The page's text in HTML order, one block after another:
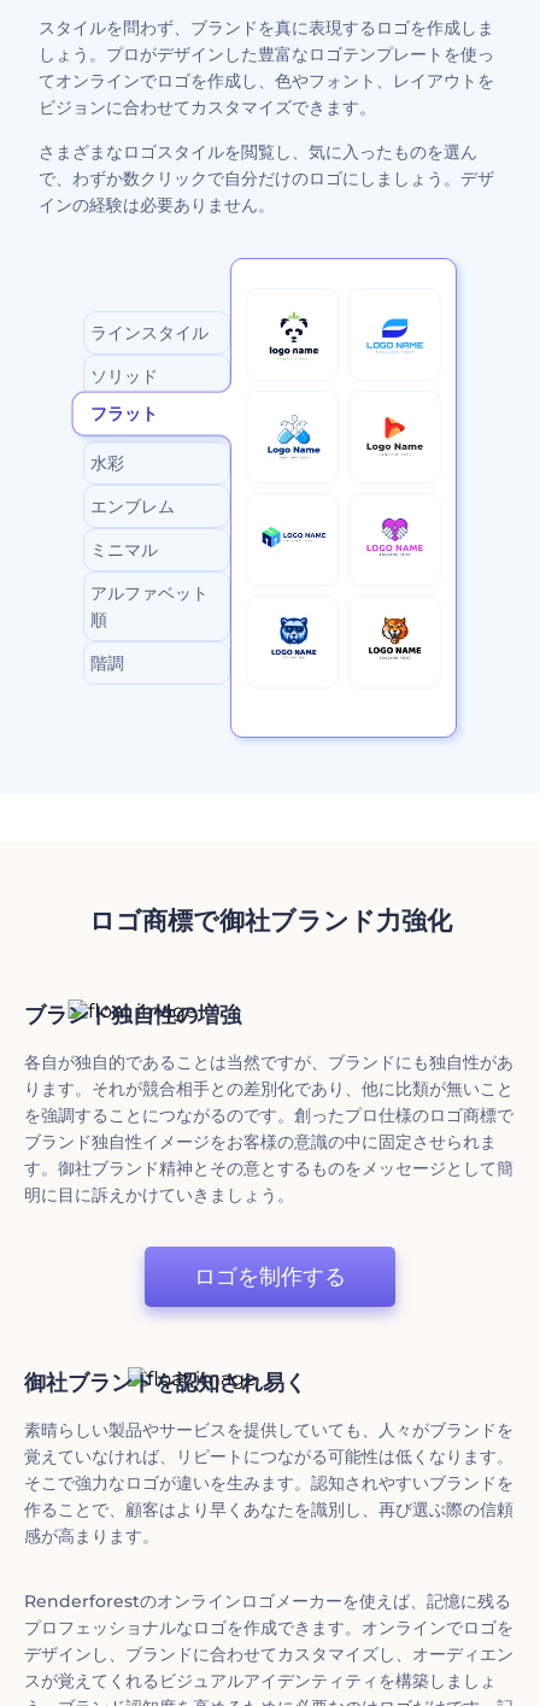
スタイルを問わず、ブランドを真に表現するロゴを作成しま
しょう。プロがデザインした豊富なロゴテンプレートを使っ
てオンラインでロゴを作成し、色やフォント、レイアウトを
ビジョンに合わせてカスタマイズできます。
さまざまなロゴスタイルを閲覧し、気に入ったものを選ん
で、わずか数クリックで自分だけのロゴにしましょう。デザ
インの経験は必要ありません。
ラインスタイル
ソリッド
フラット
水彩
エンブレム
ミニマル
アルファベット
順
階調
フラット
ロゴ商標で御社ブランド力強化
ブランド独自性の増強
各自が独自的であることは当然ですが、ブランドにも独自性があ
ります。それが競合相手との差別化であり、他に比類が無いこと
を強調することにつながるのです。創ったプロ仕様のロゴ商標で
ブランド独自性イメージをお客様の意識の中に固定させられま
す。御社ブランド精神とその意とするものをメッセージとして簡
明に目に訴えかけていきましょう。
ロゴを制作する
御社ブランドを認知され易く
素晴らしい製品やサービスを提供していても、人々がブランドを
覚えていなければ、リピートにつながる可能性は低くなります。
そこで強力なロゴが違いを生みます。認知されやすいブランドを
作ることで、顧客はより早くあなたを識別し、再び選ぶ際の信頼
感が高まります。
Renderforestのオンラインロゴメーカーを使えば、記憶に残る
プロフェッショナルなロゴを作成できます。オンラインでロゴを
デザインし、ブランドに合わせてカスタマイズし、オーディエン
スが覚えてくれるビジュアルアイデンティティを構築しましょ